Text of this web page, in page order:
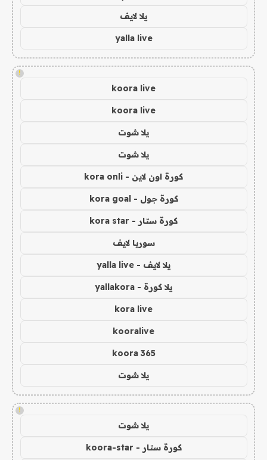
يلا لايف
yalla live
!
koora live
koora live
يلا شوت
يلا شوت
كورة اون لاين - kora onli
كورة جول - kora goal
كورة ستار - kora star
سوريا لايف
يلا لايف - yalla live
يلا كورة - yallakora
kora live
kooralive
koora 365
يلا شوت
!
يلا شوت
كورة ستار - koora-star